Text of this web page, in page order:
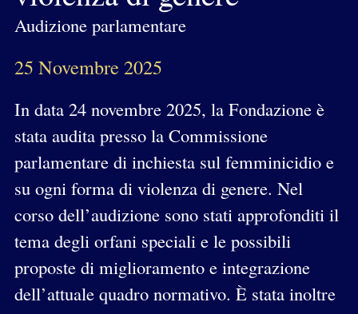
Audizione parlamentare
25 Novembre 2025
In data 24 novembre 2025, la Fondazione è
stata audita presso la Commissione
parlamentare di inchiesta sul femminicidio e
su ogni forma di violenza di genere. Nel
corso dell’audizione sono stati approfonditi il
tema degli orfani speciali e le possibili
proposte di miglioramento e integrazione
dell’attuale quadro normativo. È stata inoltre